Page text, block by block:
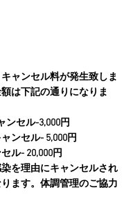
ャンセル料が発生致しま
は下記の通りになりま
ンセル-3,000円
ンセル- 5,000円
ル- 20,000円
を理由にキャンセルされ
ます。体調管理のご協力